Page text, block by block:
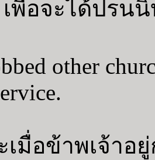
เพื่อจะได้ปรน
other
เมื่อข้าพเจ้า